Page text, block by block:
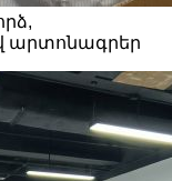
արտոնագրեր